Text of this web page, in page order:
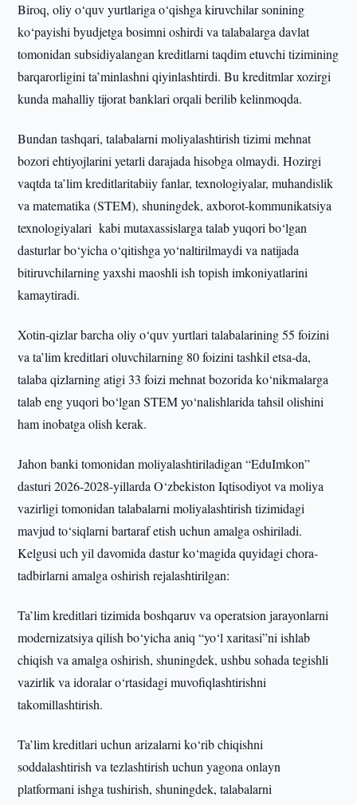
Biroq, oliy o‘quv yurtlariga o‘qishga kiruvchilar sonining
ko‘payishi byudjetga bosimni oshirdi va talabalarga davlat
tomonidan subsidiyalangan kreditlarni taqdim etuvchi tizimining
barqarorligini ta’minlashni qiyinlashtirdi. Bu kreditmlar xozirgi
kunda mahalliy tijorat banklari orqali berilib kelinmoqda.
Bundan tashqari, talabalarni moliyalashtirish tizimi mehnat
bozori ehtiyojlarini yetarli darajada hisobga olmaydi. Hozirgi
vaqtda ta’lim kreditlaritabiiy fanlar, texnologiyalar, muhandislik
va matematika (STEM), shuningdek, axborot-kommunikatsiya
texnologiyalari kabi mutaxassislarga talab yuqori bo‘lgan
dasturlar bo‘yicha o‘qitishga yo‘naltirilmaydi va natijada
bitiruvchilarning yaxshi maoshli ish topish imkoniyatlarini
kamaytiradi.
Xotin-qizlar barcha oliy o‘quv yurtlari talabalarining 55 foizini
va ta’lim kreditlari oluvchilarning 80 foizini tashkil etsa-da,
talaba qizlarning atigi 33 foizi mehnat bozorida ko‘nikmalarga
talab eng yuqori bo‘lgan STEM yo‘nalishlarida tahsil olishini
ham inobatga olish kerak.
Jahon banki tomonidan moliyalashtiriladigan “EduImkon”
dasturi 2026-2028-yillarda O‘zbekiston Iqtisodiyot va moliya
vazirligi tomonidan talabalarni moliyalashtirish tizimidagi
mavjud to‘siqlarni bartaraf etish uchun amalga oshiriladi.
Kelgusi uch yil davomida dastur ko‘magida quyidagi chora-
tadbirlarni amalga oshirish rejalashtirilgan:
Ta’lim kreditlari tizimida boshqaruv va operatsion jarayonlarni
modernizatsiya qilish bo‘yicha aniq “yo‘l xaritasi”ni ishlab
chiqish va amalga oshirish, shuningdek, ushbu sohada tegishli
vazirlik va idoralar o‘rtasidagi muvofiqlashtirishni
takomillashtirish.
Ta’lim kreditlari uchun arizalarni ko‘rib chiqishni
soddalashtirish va tezlashtirish uchun yagona onlayn
platformani ishga tushirish, shuningdek, talabalarni